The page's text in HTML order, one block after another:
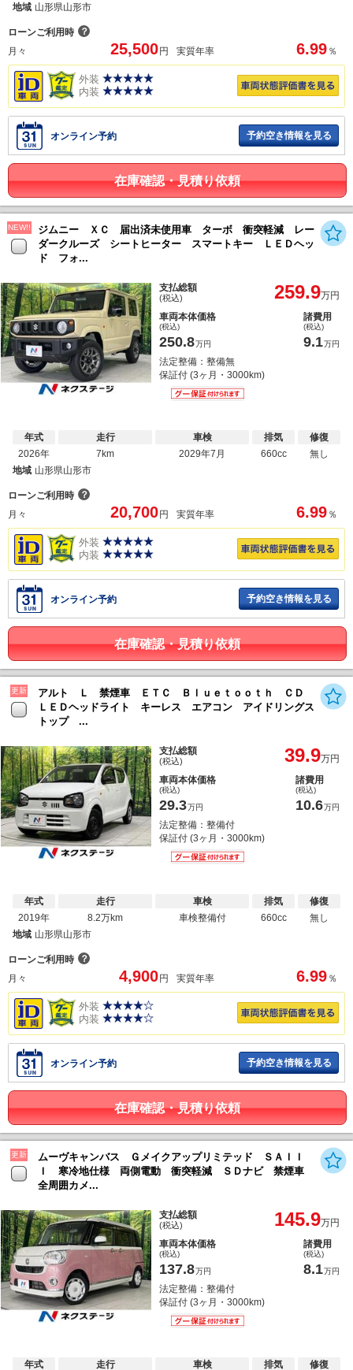
地域 山形県山形市
ローンご利用時 ？
月々
25,500円 実質年率 6.99 ％
外装
内装
オンライン予約 予約空き情報を見る
在庫確認・見積り依頼
NEW!!
ジムニー ＸＣ 届出済未使用車 ターボ 衝突軽減 レー
ダークルーズ シートヒーター スマートキー ＬＥＤヘッ
ド フォ...
支払総額
(税込) 259.9万円
車両本体価格
(税込)
250.8万円
諸費用
(税込)
9.1万円
法定整備：整備無
保証付 (3ヶ月・3000km)
年式
2026年
走行
7km
車検
2029年7月
排気
660cc
修復
無し
地域 山形県山形市
ローンご利用時 ？
月々
20,700 円 実質年率 6.99 ％
外装
内装
オンライン予約 予約空き情報を見る
在庫確認・見積り依頼
更新
アルト Ｌ 禁煙車 ＥＴＣ Ｂｌｕｅｔｏｏｔｈ ＣＤ
ＬＥＤヘッドライト キーレス エアコン アイドリングス
トップ ...
支払総額
(税込) 39.9万円
車両本体価格
(税込)
29.3万円
諸費用
(税込)
10.6万円
法定整備：整備付
保証付 (3ヶ月・3000km)
年式
2019年
走行
8.2万km
車検
車検整備付
排気
660cc
修復
無し
地域 山形県山形市
ローンご利用時 ？
月々
4,900円 実質年率 6.99 ％
外装
内装
オンライン予約 予約空き情報を見る
在庫確認・見積り依頼
更新
ムーヴキャンバス Ｇメイクアップリミテッド ＳＡＩＩ
Ｉ 寒冷地仕様 両側電動 衝突軽減 ＳＤナビ 禁煙車
全周囲カメ...
支払総額
(税込) 145.9万円
車両本体価格
(税込)
137.8万円
諸費用
(税込)
8.1万円
法定整備：整備付
保証付 (3ヶ月・3000km)
年式 走行 車検 排気 修復